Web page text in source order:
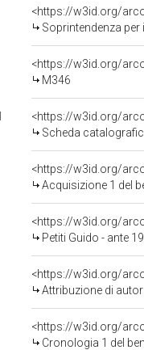
<https://w3id.org/
Soprintendenza per i Beni Storici
<https://w3id.org/
M346
<https://w3id.org/
Scheda
<https://w3id.org/
Acquisizione 1 del
<https://w3id.org/
Petiti Guido - ante
<https://w3id.org/
Attribuzione di
<https://w3id.org/
Cronologia 1 del